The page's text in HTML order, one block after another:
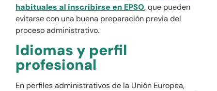
habituales al inscribirse en EPSO, que pueden
evitarse con una buena preparación previa del
proceso administrativo.
Idiomas y perfil
profesional
En perfiles administrativos de la Unión Europea,